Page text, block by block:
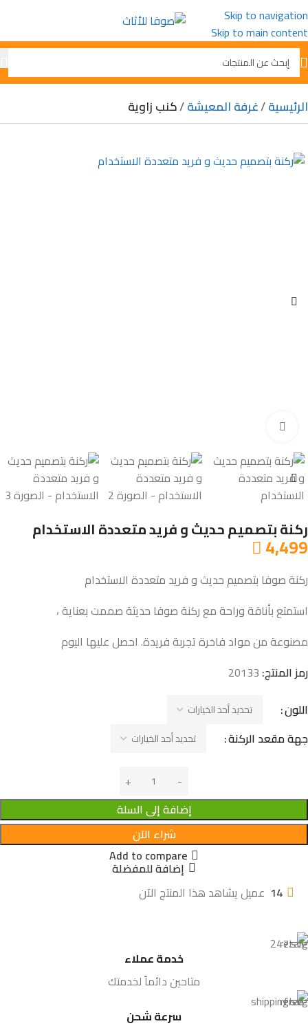
Skip to navigation
Skip to main content
الرئيسية غرفة المعيشة كنب زاوية
ركنة بتصميم حديث و فريد متعددة الاستخدام
 4,499
ركنة صوفا بتصميم حديث و فريد متعددة الاستخدام
استمتع بأناقة وراحة مع ركنة صوفا حديثة صممت بعناية ،
مصنوعة من مواد فاخرة تجربة فريدة. احصل عليها اليوم
رمز المنتج: 20133
اللون
جهة مقعد الركنة
إضافة إلى السلة
شراء الآن
Add to compare
إضافة للمفضلة
14 عميل يشاهد هذا المنتج الآن
خدمة عملاء
متاحين دائماً لخدمتك
سرعة شحن